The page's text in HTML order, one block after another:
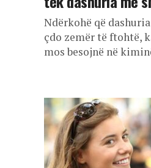
Ndërkohë që
çdo zemër të ftohtë,
mos besojnë në